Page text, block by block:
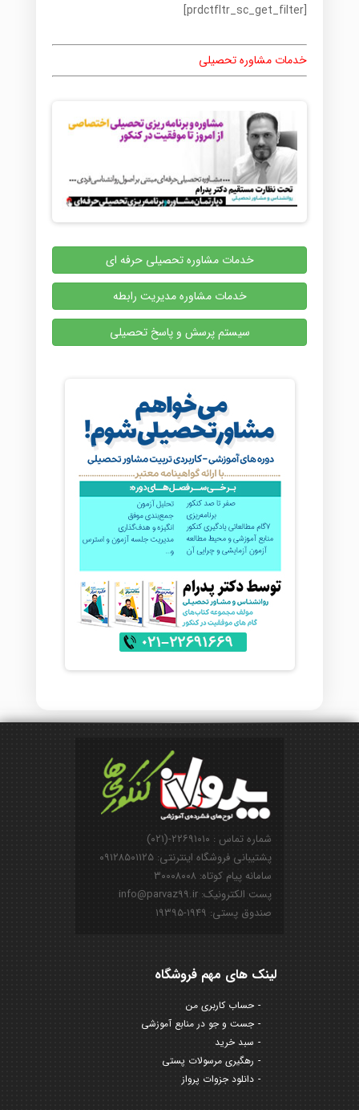
[prdctfltr_sc_get_filter]
خدمات مشاوره تحصیلی
خدمات مشاوره تحصیلی حرفه ای
خدمات مشاوره مدیریت رابطه
سیستم پرسش و پاسخ تحصیلی
شماره تماس : ۲۲۶۹۱۰۱۰-(۰۲۱)
پشتیبانی فروشگاه اینترنتی: ۰۹۱۲۸۵۰۱۱۲۵
سامانه پیام کوتاه: ۳۰۰۰۸۰۰۸
پست الکترونیک: info@parvaz99.ir
صندوق پستی: ۱۹۴۹-۱۹۳۹۵
لینک های مهم فروشگاه
حساب کاربری من
جست و جو در منابع آموزشی
سبد خرید
رهگیری مرسولات پستی
دانلود جزوات پرواز